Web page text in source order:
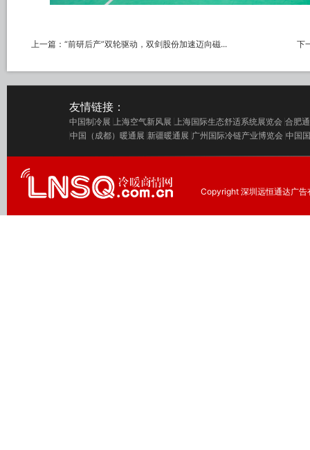
上一篇： “前研后产”双轮驱动，双剑股份加速迈向磁... 下
友情链接：
中国制冷展 上海空气新风展 上海国际生态舒适系统展览会 合肥
中国（成都）暖通展 新疆暖通展 广州国际冷链产业博览会 中国
Copyright 深圳远恒通达广告